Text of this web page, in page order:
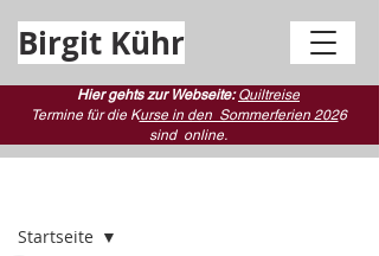
Birgit Kühr
Hier gehts zur Webseite:Quiltreise
Termine für die Kurse in den Sommerferien 2026
sind online.
Startseite